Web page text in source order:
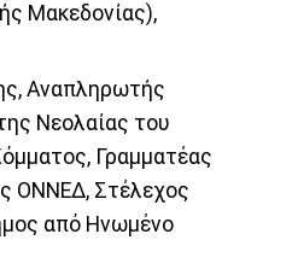
Μακεδονίας),
Αναπληρωτής
Νεολαίας του
Γραμματέας
ΟΝΝΕΔ, Στέλεχος
από Ηνωμένο